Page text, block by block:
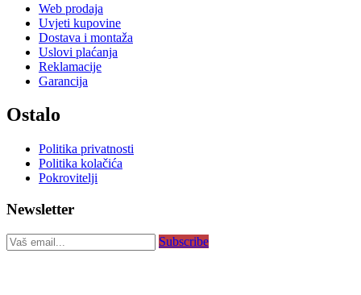
Web prodaja
Uvjeti kupovine
Dostava i montaža
Uslovi plaćanja
Reklamacije
Garancija
Ostalo
Politika privatnosti
Politika kolačića
Pokrovitelji
Newsletter
Subscribe